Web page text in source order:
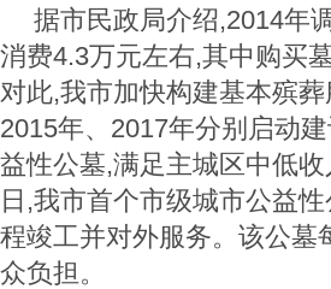
据市民政局介绍,2014年
消费4.3万元左右,其中购买
对此,我市加快构建基本殡
2015年、2017年分别启动
益性公墓,满足主城区中低
日,我市首个市级城市公益
程竣工并对外服务。该公墓
众负担。